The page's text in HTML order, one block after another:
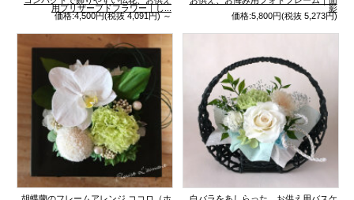
用プリザーブドフラワー｜し...
価格:4,500円(税抜 4,091円)～
影
価格:5,800円(税抜 5,273円)